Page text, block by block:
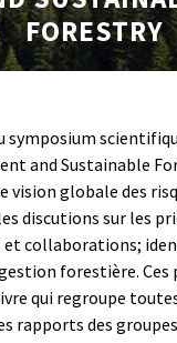
FORESTRY
symposium
and Sustainable
vision globale des
discutions sur les
et collaborations;
forestière. Ces
qui regroupe
rapports des